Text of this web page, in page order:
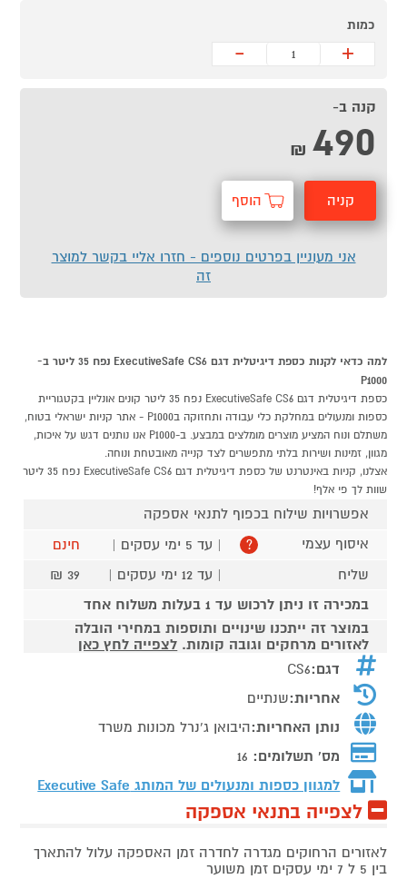
כמות
+
-
קנה ב-
490
₪
קניה הוסף
אני מעוניין בפרטים נוספים - חזרו אליי בקשר למוצר
זה
למה כדאי לקנות כספת ‏דיגיטלית דגם ExecutiveSafe CS6 נפח 35 ליטר ב-
P1000
כספת ‏דיגיטלית דגם ExecutiveSafe CS6 נפח 35 ליטר קונים אונליין בקטגוריית
כספות ומנעולים במחלקת כלי עבודה ותחזוקה בP1000 - אתר קניות ישראלי בטוח,
משתלם ונוח המציע מוצרים מומלצים במבצע. ב-P1000 אנו נותנים דגש על איכות,
מגוון, זמינות ושירות בלתי מתפשרים לצד קנייה מאובטחת ונוחה.
אצלנו, קניות באינטרנט של כספת ‏דיגיטלית דגם ExecutiveSafe CS6 נפח 35 ליטר
שוות לך פי אלף!
אפשרויות שילוח בכפוף לתנאי אספקה
איסוף עצמי
? | עד 5 ימי עסקים |
חינם
שליח
| עד 12 ימי עסקים |
39 ₪
במכירה זו ניתן לרכוש עד 1 בעלות משלוח אחד
במוצר זה ייתכנו שינויים ותוספות במחירי הובלה
לאזורים מרחקים וגובה קומות. לצפייה לחץ כאן
דגם:CS6
אחריות:שנתיים
נותן האחריות:היבואן ג'נרל מכונות משרד
מס' תשלומים: 16
למגוון כספות ומנעולים של המותג Executive Safe
לצפייה בתנאי אספקה
לאזורים הרחוקים מגדרה לחדרה זמן האספקה עלול להתארך
בין 5 ל 7 ימי עסקים זמן משוער